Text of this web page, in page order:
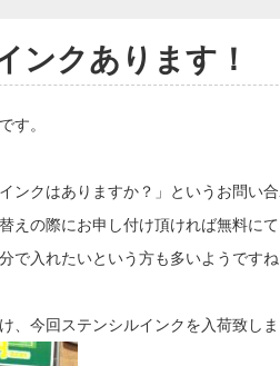
ンクあります！
す。
ンクはありますか？」というお問い
えの際にお申し付け頂ければ無料に
で入れたいという方も多いようです
、今回ステンシルインクを入荷致し